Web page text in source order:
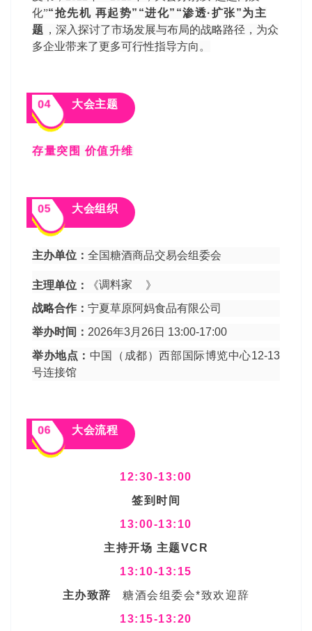
化”“抢先机 再起势”“进化”“渗透·扩张”为主
题 ，深入探讨了市场发展与布局的战略路径，为众
多企业带来了更多可行性指导方向。
04 大会主题
存量突围 价值升维
05 大会组织
主办单位： 全国糖酒商品交易会组委会
主理单位： 《调料家
》
战略合作： 宁夏草原阿妈食品有限公司
举办时间： 2026年3月26日 13:00-17:00
举办地点： 中国（成都）西部国际博览中心12-13
号连接馆
06 大会流程
12:30-13:00
签到时间
13:00-13:10
主持开场 主题VCR
13:10-13:15
主办致辞
糖酒会组委会*致欢迎辞
13:15-13:20